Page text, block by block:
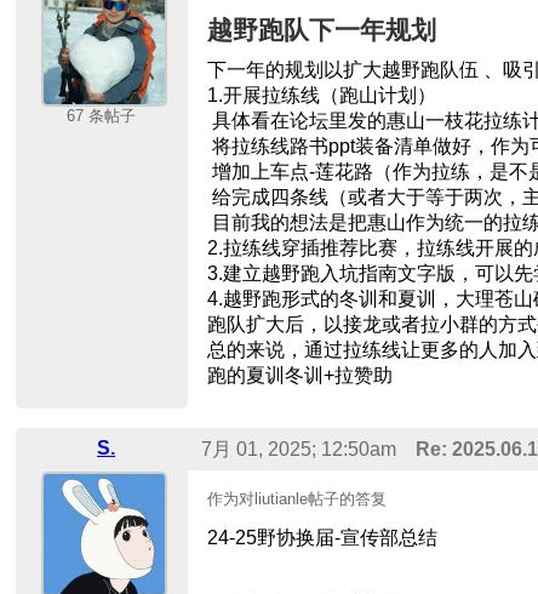
67 条帖子
越野跑队下一年规划
下一年的规划以扩大越野跑队伍 、吸
1.开展拉练线（跑山计划）
具体看在论坛里发的惠山一枝花拉练
将拉练线路书ppt装备清单做好，作
增加上车点-莲花路（作为拉练，是不
给完成四条线（或者大于等于两次，
目前我的想法是把惠山作为统一的拉
2.拉练线穿插推荐比赛，拉练线开展
3.建立越野跑入坑指南文字版，可以
4.越野跑形式的冬训和夏训，大理苍
跑队扩大后，以接龙或者拉小群的方
总的来说，通过拉练线让更多的人加
跑的夏训冬训+拉赞助
S. 7月 01, 2025; 12:50am Re:
作为对liutianle帖子的答复
24-25野协换届-宣传部总结